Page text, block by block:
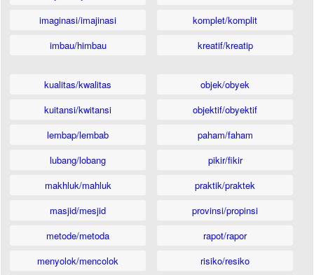
imaginasi/imajinasi
imbau/himbau
komplet/komplit
kreatif/kreatip
kualitas/kwalitas
kuitansi/kwitansi
lembap/lembab
lubang/lobang
makhluk/mahluk
masjid/mesjid
metode/metoda
menyolok/mencolok
objek/obyek
objektif/obyektif
paham/faham
pikir/fikir
praktik/praktek
provinsi/propinsi
rapot/rapor
risiko/resiko